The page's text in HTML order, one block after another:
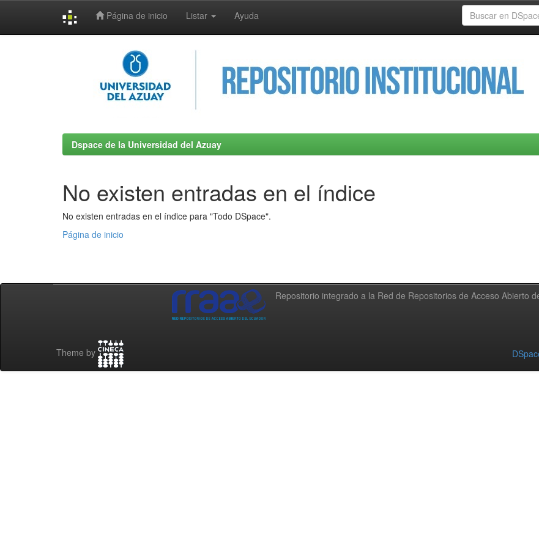
Página de inicio Listar Ayuda
Dspace de la Universidad del Azuay
No existen entradas en el índice
No existen entradas en el índice para "Todo DSpace".
Página de inicio
Repositorio integrado a la Red de Repositorios de Acceso Abierto
Theme by